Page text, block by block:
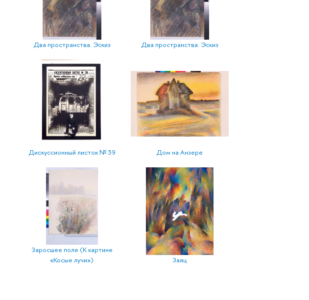
Два пространства. Эскиз Два пространства. Эскиз
Дискуссионный листок № 39 Дом на Анзере
Заросшее поле (К картине
«Косые лучи»)
Заяц